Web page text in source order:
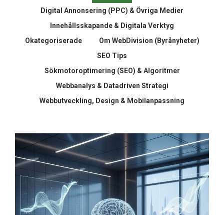
Digital Annonsering (PPC) & Övriga Medier
Innehållsskapande & Digitala Verktyg
Okategoriserade
Om WebDivision (Byrånyheter)
SEO Tips
Sökmotoroptimering (SEO) & Algoritmer
Webbanalys & Datadriven Strategi
Webbutveckling, Design & Mobilanpassning